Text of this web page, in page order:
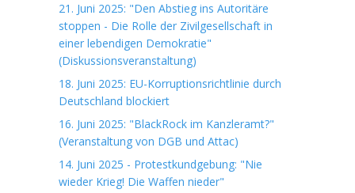
21. Juni 2025: "Den Abstieg ins Autoritäre
stoppen - Die Rolle der Zivilgesellschaft in
einer lebendigen Demokratie"
(Diskussionsveranstaltung)
18. Juni 2025: EU-Korruptionsrichtlinie durch
Deutschland blockiert
16. Juni 2025: "BlackRock im Kanzleramt?"
(Veranstaltung von DGB und Attac)
14. Juni 2025 - Protestkundgebung: "Nie
wieder Krieg! Die Waffen nieder"